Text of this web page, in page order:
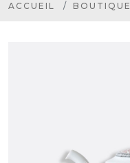
ACCUEIL BOUTIQUE